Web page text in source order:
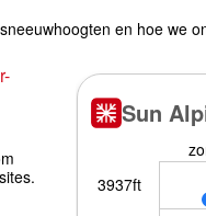
en hoe we